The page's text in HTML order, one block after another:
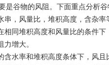
谷物的风阻。下面重点分析谷物
量比，堆积高度，含杂率等
同堆积高度和风量比的条件下
增大。
率和堆积高度条体下，风且比越